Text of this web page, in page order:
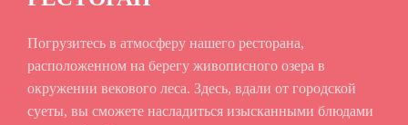
Погрузитесь в атмосферу нашего ресторана,
расположенном на берегу живописного озера в
окружении векового леса. Здесь, вдали от городской
суеты, вы сможете насладиться изысканными блюдами